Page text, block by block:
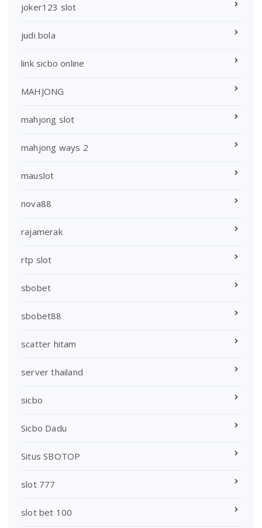
joker123 slot
judi bola
link sicbo online
MAHJONG
mahjong slot
mahjong ways 2
mauslot
nova88
rajamerak
rtp slot
sbobet
sbobet88
scatter hitam
server thailand
sicbo
Sicbo Dadu
Situs SBOTOP
slot 777
slot bet 100